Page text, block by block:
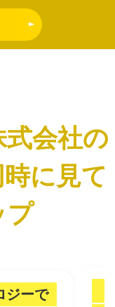
会社の
に見て
プ
ジーで